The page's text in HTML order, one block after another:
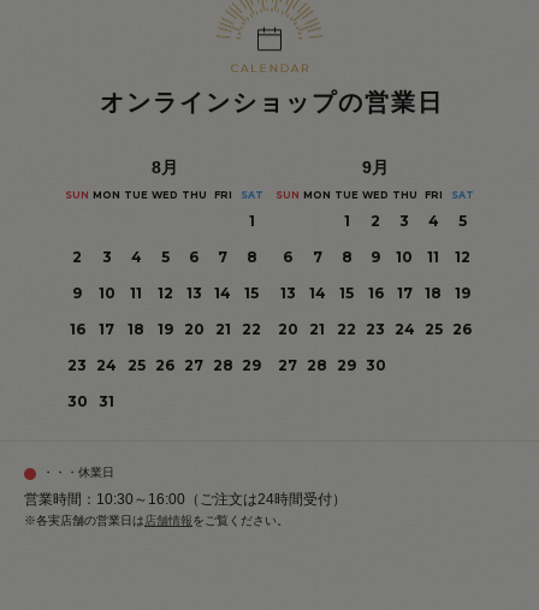
オンラインショップの営業日
8月
SUN MON TUE WED THU FRI SAT
1
2
3 4 5 6 7
8
9
10 11 12 13 14
15
16
17 18 19 20 21
22
23
24 25 26 27 28 29
30
31
9月
SUN MON TUE WED THU FRI SAT
1 2 3 4
5
6
7 8 9 10 11
12
13
14 15 16 17 18
19
20
21 22 23 24 25
26
27 28 29 30
・・・休業日
営業時間：10:30～16:00（ご注文は24時間受付）
※各実店舗の営業日は店舗情報をご覧ください。